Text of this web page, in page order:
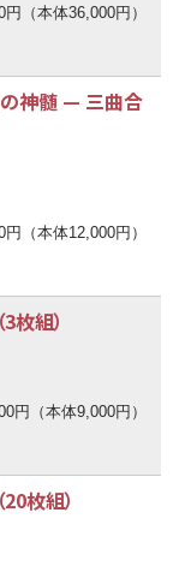
円（本体36,000円）
神髄 — 三曲合
円（本体12,000円）
枚組）
円（本体9,000円）
枚組）